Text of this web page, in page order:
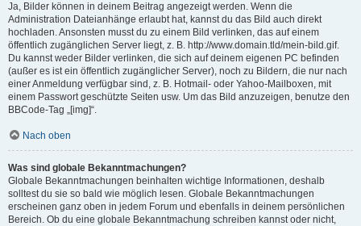
Ja, Bilder können in deinem Beitrag angezeigt werden. Wenn die
Administration Dateianhänge erlaubt hat, kannst du das Bild auch direkt
hochladen. Ansonsten musst du zu einem Bild verlinken, das auf einem
öffentlich zugänglichen Server liegt, z. B. http://www.domain.tld/mein-bild.gif.
Du kannst weder Bilder verlinken, die sich auf deinem eigenen PC befinden
(außer es ist ein öffentlich zugänglicher Server), noch zu Bildern, die nur nach
einer Anmeldung verfügbar sind, z. B. Hotmail- oder Yahoo-Mailboxen, mit
einem Passwort geschützte Seiten usw. Um das Bild anzuzeigen, benutze den
BBCode-Tag „[img]“.
Nach oben
Was sind globale Bekanntmachungen?
Globale Bekanntmachungen beinhalten wichtige Informationen, deshalb
solltest du sie so bald wie möglich lesen. Globale Bekanntmachungen
erscheinen ganz oben in jedem Forum und ebenfalls in deinem persönlichen
Bereich. Ob du eine globale Bekanntmachung schreiben kannst oder nicht,